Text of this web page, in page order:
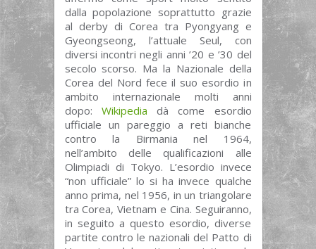
dalla popolazione soprattutto grazie
al derby di Corea tra Pyongyang e
Gyeongseong, l’attuale Seul, con
diversi incontri negli anni ’20 e ’30 del
secolo scorso. Ma la Nazionale della
Corea del Nord fece il suo esordio in
ambito internazionale molti anni
dopo: Wikipedia dà come esordio
ufficiale un pareggio a reti bianche
contro la Birmania nel 1964,
nell’ambito delle qualificazioni alle
Olimpiadi di Tokyo. L’esordio invece
“non ufficiale” lo si ha invece qualche
anno prima, nel 1956, in un triangolare
tra Corea, Vietnam e Cina. Seguiranno,
in seguito a questo esordio, diverse
partite contro le nazionali del Patto di